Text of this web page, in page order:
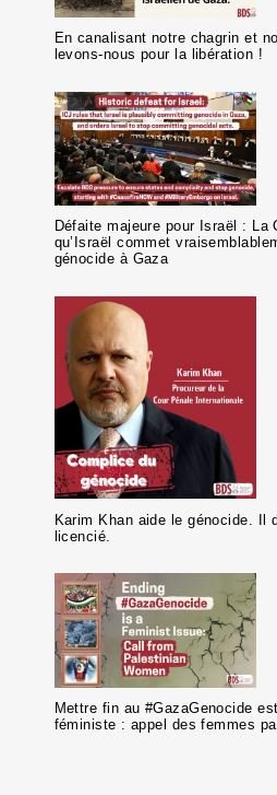
En canalisant notre chagrin et
levons-nous pour la libération !
Défaite majeure pour Israël : La
qu’Israël commet
génocide à Gaza
Karim Khan aide le génocide. Il
licencié.
Mettre fin au #GazaGenocide
féministe : appel des femmes